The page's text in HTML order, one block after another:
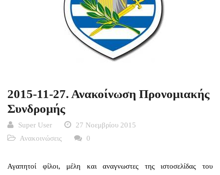
2015-11-27. Ανακοίνωση Προνομιακής
Συνδρομής
Super User
27 Νοεμβρίου 2015
Ανακοινώσεις
0
Αγαπητοί φίλοι, μέλη και αναγνωστες της ιστοσελίδας του